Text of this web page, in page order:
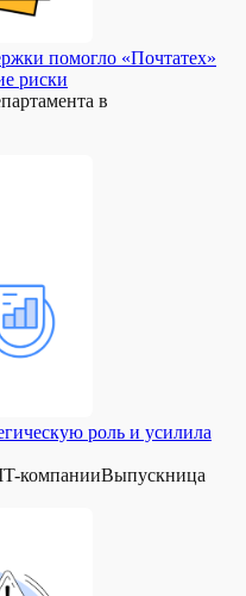
помогло «Почтатех»
риски
в
роль и усилила
компанииВыпускница